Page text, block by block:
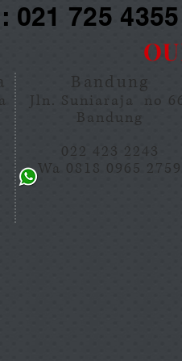
725
Bandung
Jln. Suniaraja no
Bandung
022 423 2243
Wa 0818 0965 2759